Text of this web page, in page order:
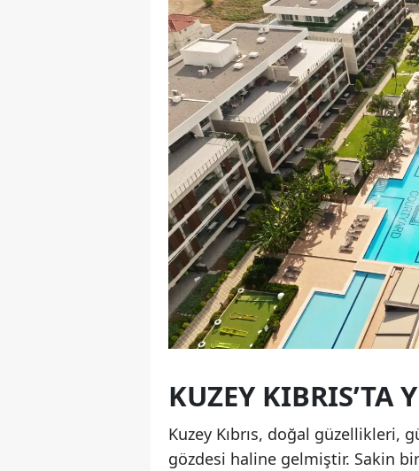
KUZEY KIBRIS’TA
Kuzey Kıbrıs, doğal güzellikleri,
gözdesi haline gelmiştir. Sakin